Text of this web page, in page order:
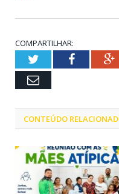
COMPARTILHAR:
TwitterFacebook
Email
CONTEÚDO